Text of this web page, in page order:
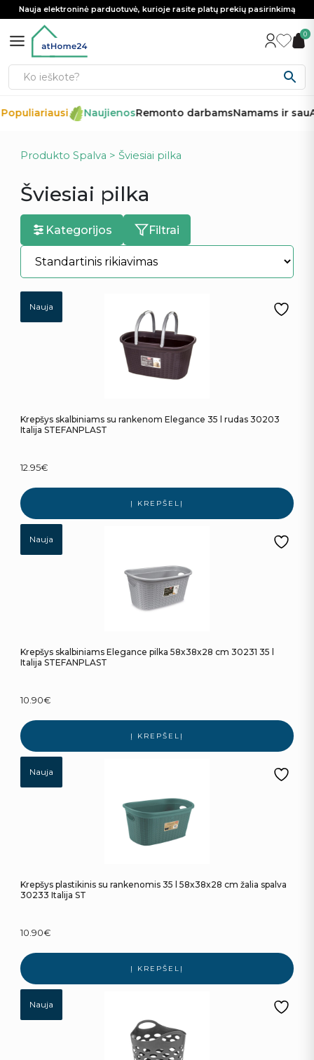
Nauja elektroninė parduotuvė, kurioje rasite platų prekių pasirinkimą
0
NaujienosRemonto darbamsNamams ir sau
Produkto Spalva > Šviesiai pilka
Šviesiai pilka
Kategorijos Filtrai
Nauja
Krepšys skalbiniams su rankenom Elegance 35 l rudas 30203
Italija STEFANPLAST
12.95€
Į KREPŠELĮ
Nauja
Krepšys skalbiniams Elegance pilka 58x38x28 cm 30231 35 l
Italija STEFANPLAST
10.90€
Į KREPŠELĮ
Nauja
Krepšys plastikinis su rankenomis 35 l 58x38x28 cm žalia spalva
30233 Italija ST
10.90€
Į KREPŠELĮ
Nauja